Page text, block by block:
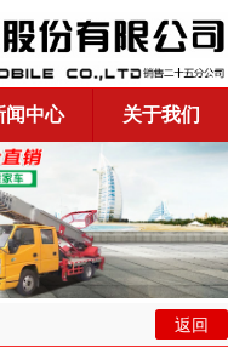
闻中心 关于我们
返回